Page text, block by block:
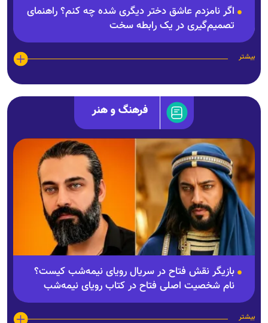
اگر نامزدم عاشق دختر دیگری شده چه کنم؟ راهنمای
تصمیم‌گیری در یک رابطه سخت
بیشتر
فرهنگ و هنر
بازیگر نقش فتاح در سریال رویای نیمه‌شب کیست؟
نام شخصیت اصلی فتاح در کتاب رویای نیمه‌شب
کیست؟
بیشتر